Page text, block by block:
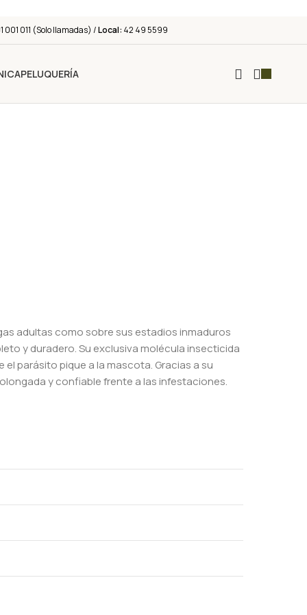
001 011 (Solo llamadas) /Local: 42 49 5599
PELUQUERÍA
adultas como sobre sus estadios inmaduros
y duradero. Su exclusiva molécula insecticida
parásito pique a la mascota. Gracias a su
y confiable frente a las infestaciones.